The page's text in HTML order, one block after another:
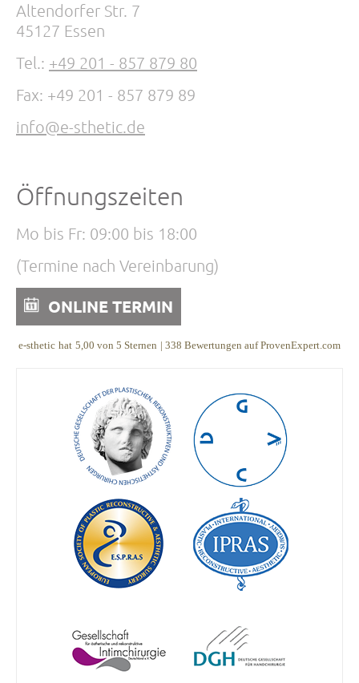
Altendorfer Str. 7
45127 Essen
Tel.: +49 201 - 857 879 80
Fax: +49 201 - 857 879 89
info@e-sthetic.de
Öffnungszeiten
Mo bis Fr: 09:00 bis 18:00
(Termine nach Vereinbarung)
ONLINE TERMIN
e-sthetic hat 5,00 von 5 Sternen 338 Bewertungen auf ProvenExpert.com